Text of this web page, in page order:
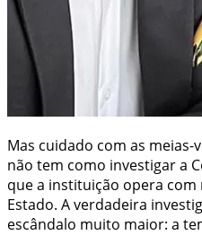
Mas cuidado com as meias-
não tem como investigar a
que a instituição opera
Estado. A verdadeira
escândalo muito maior: a